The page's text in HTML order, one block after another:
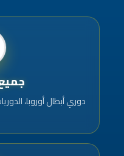
دوري أبطال أوروبا،